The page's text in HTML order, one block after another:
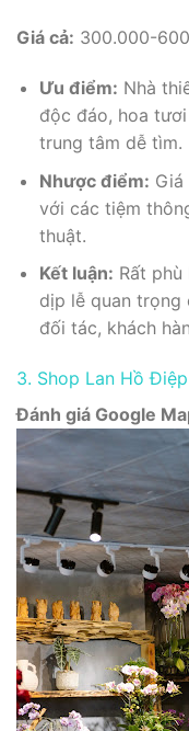
Giá cả: 300.000-
Ưu điểm: Nhà
độc đáo, hoa
trung tâm dễ tìm.
Nhược điểm:
với các tiệm
thuật.
Kết luận: Rất
dịp lễ quan trọng
đối tác, khách
3. Shop Lan Hồ
Đánh giá Google